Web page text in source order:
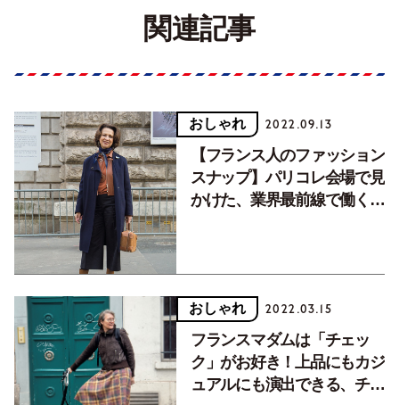
関連記事
おしゃれ 2022.09.13
【フランス人のファッション
スナップ】パリコレ会場で見
かけた、業界最前線で働く女
おしゃれ 2022.03.15
フランスマダムは「チェッ
ク」がお好き！上品にもカジ
ュアルにも演出できる、チェ